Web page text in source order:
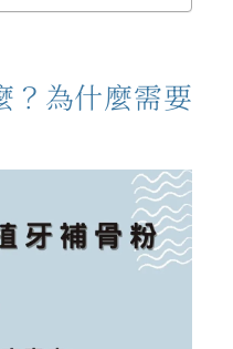
？為什麼需要